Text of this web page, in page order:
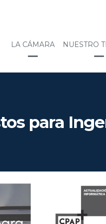
LA CÁMARA NUESTRO
para